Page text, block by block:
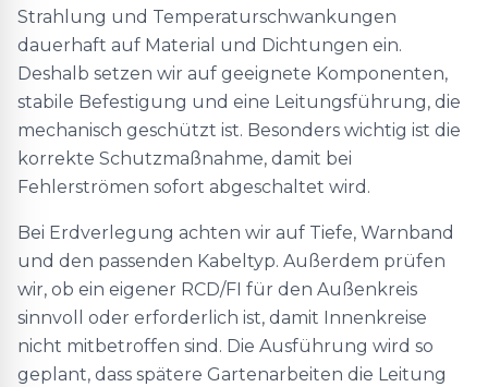
Strahlung und Temperaturschwankungen
dauerhaft auf Material und Dichtungen ein.
Deshalb setzen wir auf geeignete Komponenten,
stabile Befestigung und eine Leitungsführung, die
mechanisch geschützt ist. Besonders wichtig ist die
korrekte Schutzmaßnahme, damit bei
Fehlerströmen sofort abgeschaltet wird.
Bei Erdverlegung achten wir auf Tiefe, Warnband
und den passenden Kabeltyp. Außerdem prüfen
wir, ob ein eigener RCD/FI für den Außenkreis
sinnvoll oder erforderlich ist, damit Innenkreise
nicht mitbetroffen sind. Die Ausführung wird so
geplant, dass spätere Gartenarbeiten die Leitung